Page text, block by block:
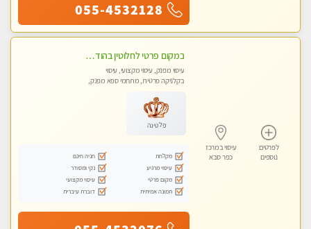
055-4532128
לפרטים
נוספים
עיסוי במרכז
כפר סבא
במקום פרטי לחלוטין בהוד השרון באווירה שקטה ונעימה לחוויה של רוגע מפנק מומלץ מאוד מאוד
עיסוי מפנק, עיסוי מקצועי, עיסוי
בקלניקה פרטית, מתחמי ספא מפנק,
פלטינה
מקלחת
חניה חינם
עיסוי מרגיע
נקי ומסודר
מקום פרטי
עיסוי מקצועי
תמונה אמיתית
דוברת עיברית